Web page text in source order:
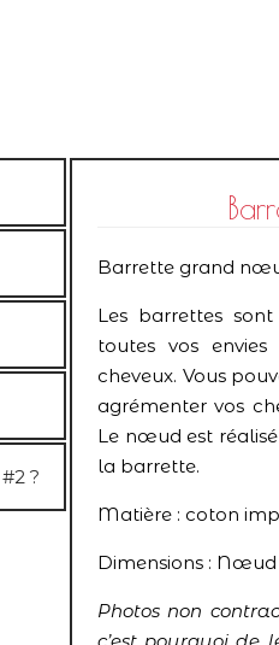
?
Barrette grand
Les barrettes
toutes vos
cheveux. Vous
agrémenter vos
Le nœud est
la barrette.
Matière : coton
Dimensions : Nœud
Photos non
c’est pourquoi de